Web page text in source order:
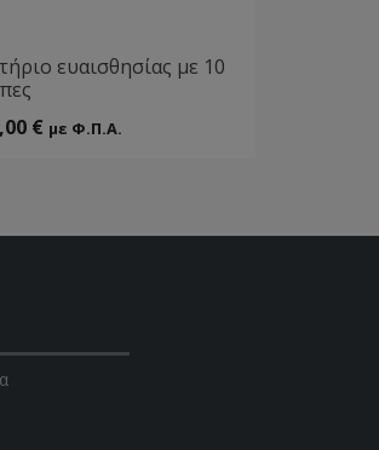
ευαισθησίας με 10
€ με Φ.Π.Α.